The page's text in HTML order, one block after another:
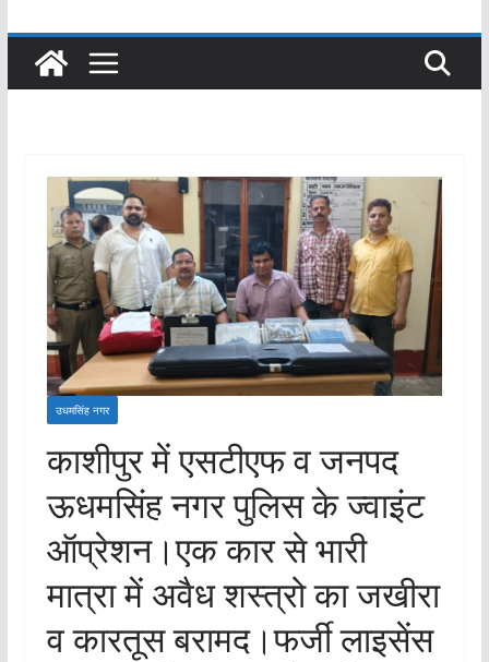
उधमसिंह नगर
काशीपुर में एसटीएफ व जनपद
ऊधमसिंह नगर पुलिस के ज्वाइंट
ऑप्रेशन।एक कार से भारी
मात्रा में अवैध शस्त्रो का जखीरा
व कारतूस बरामद।फर्जी लाइसेंस